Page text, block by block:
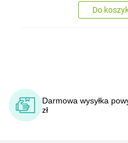
Do
Darmowa wysyłka
zł